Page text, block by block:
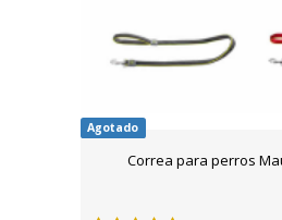
Agotado
Correa para perros